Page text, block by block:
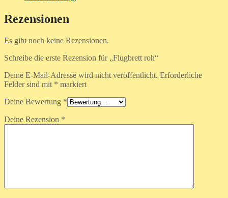
Rezensionen
Es gibt noch keine Rezensionen.
Schreibe die erste Rezension für „Flugbrett roh“
Deine E-Mail-Adresse wird nicht veröffentlicht. Erforderliche
Felder sind mit * markiert
Deine Bewertung *
Deine Rezension *